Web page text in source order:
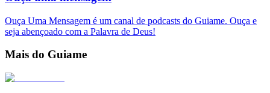
Ouça Uma Mensagem é um canal de podcasts do Guiame. Ouça e
seja abençoado com a Palavra de Deus!
Mais do Guiame